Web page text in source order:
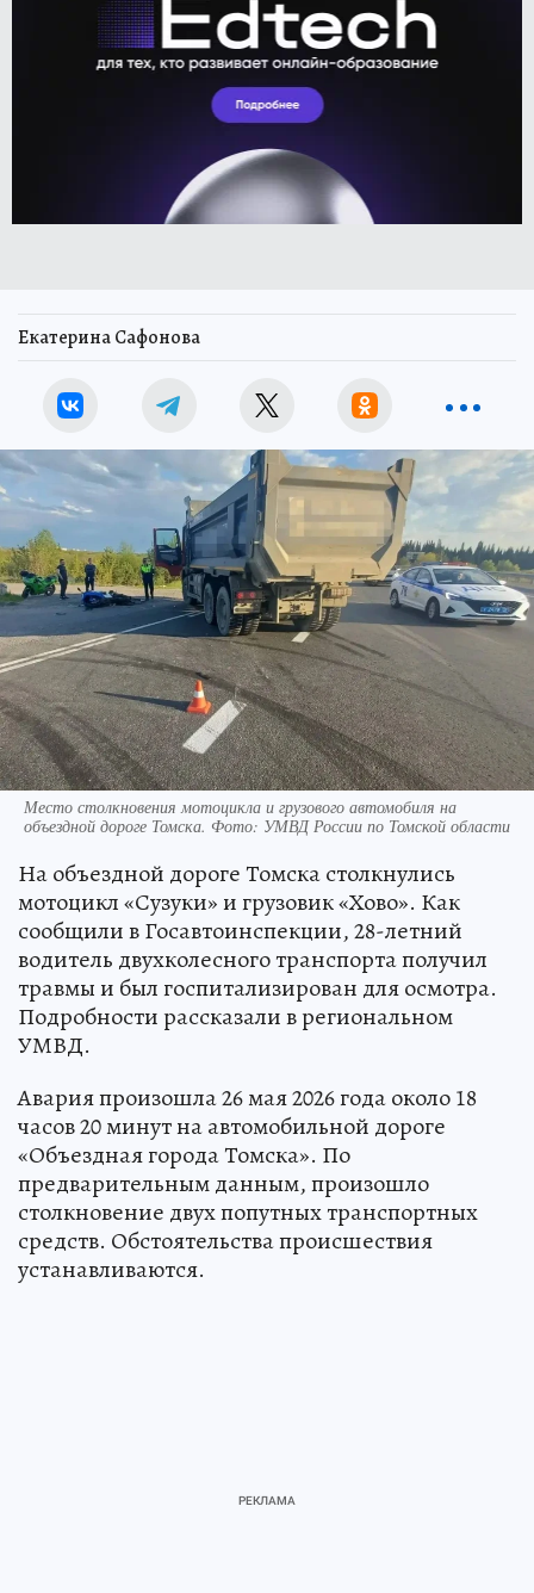
Екатерина Сафонова
Место столкновения мотоцикла и грузового автомобиля на
объездной дороге Томска. Фото: УМВД России по Томской области
На объездной дороге Томска столкнулись
мотоцикл «Сузуки» и грузовик «Хово». Как
сообщили в Госавтоинспекции, 28-летний
водитель двухколесного транспорта получил
травмы и был госпитализирован для осмотра.
Подробности рассказали в региональном
УМВД.
Авария произошла 26 мая 2026 года около 18
часов 20 минут на автомобильной дороге
«Объездная города Томска». По
предварительным данным, произошло
столкновение двух попутных транспортных
средств. Обстоятельства происшествия
устанавливаются.